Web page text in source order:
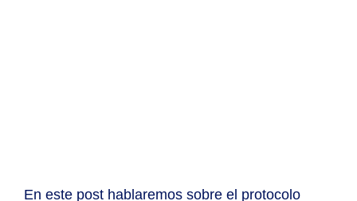
En este post hablaremos sobre el protocolo